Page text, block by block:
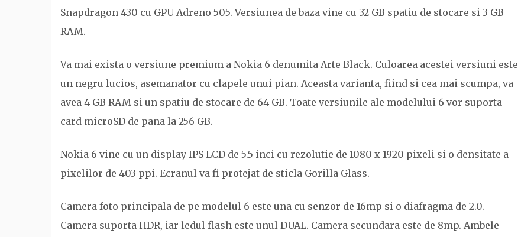
Snapdragon 430 cu GPU Adreno 505. Versiunea de baza vine cu 32 GB spatiu de stocare si 3 GB
RAM.
Va mai exista o versiune premium a Nokia 6 denumita Arte Black. Culoarea acestei versiuni este
un negru lucios, asemanator cu clapele unui pian. Aceasta varianta, fiind si cea mai scumpa, va
avea 4 GB RAM si un spatiu de stocare de 64 GB. Toate versiunile ale modelului 6 vor suporta
card microSD de pana la 256 GB.
Nokia 6 vine cu un display IPS LCD de 5.5 inci cu rezolutie de 1080 x 1920 pixeli si o densitate a
pixelilor de 403 ppi. Ecranul va fi protejat de sticla Gorilla Glass.
Camera foto principala de pe modelul 6 este una cu senzor de 16mp si o diafragma de 2.0.
Camera suporta HDR, iar ledul flash este unul DUAL. Camera secundara este de 8mp. Ambele